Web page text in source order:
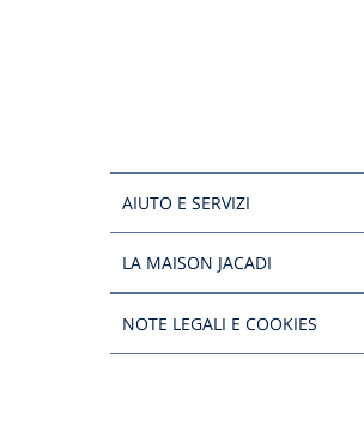
AIUTO E SERVIZI
LA MAISON JACADI
NOTE LEGALI E COOKIES